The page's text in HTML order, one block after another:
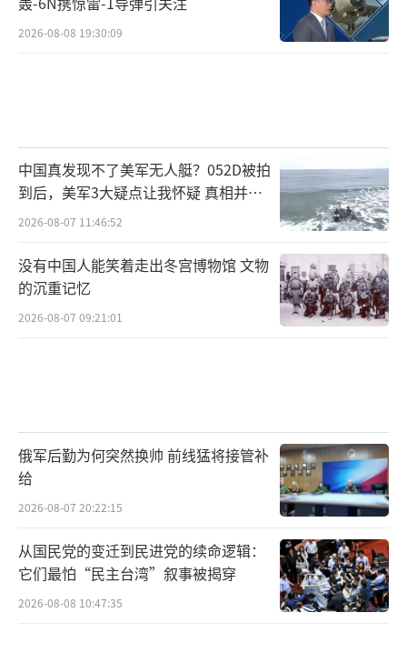
日本加快推动右翼政治议程，执政的自民
党凭借众议院超过三分之二的议席优势，正在
进一步扩军以及推动修宪的恶性循环。
日本政府不断突破《和平宪法》，违背和
平宪法精神。相关举动如果不及时遏制，会给
东亚乃至全球安全带来多方面的冲击，战后国
际和平秩序也面临被颠覆的风险。这会极大刺
激地区军备竞赛升级，迫使周边国家加强防
台海、南海这些地缘热点问题的局势会更
加复杂化。日本通过煽动所谓的“中国威胁
论”，谋求深度介入台海事务，与美西方国家
构建所谓台海“联动机制”，推动南海问题国
际化、军事化，进一步加剧地区紧张局势，增
大偶发冲突的风险。一旦局势失控，将给地区
国家带来巨大损失，也会破坏全球供应链的稳
2026-08-08 19:30:09
中国真发现不了美军无人艇？052D被拍
到后，美军3大疑点让我怀疑 真相并非
如此
2026-08-07 11:46:52
没有中国人能笑着走出冬宫博物馆 文物
的沉重记忆
2026-08-07 09:21:01
俄军后勤为何突然换帅 前线猛将接管补
给
2026-08-07 20:22:15
从国民党的变迁到民进党的续命逻辑：
它们最怕“民主台湾”叙事被揭穿
2026-08-08 10:47:35